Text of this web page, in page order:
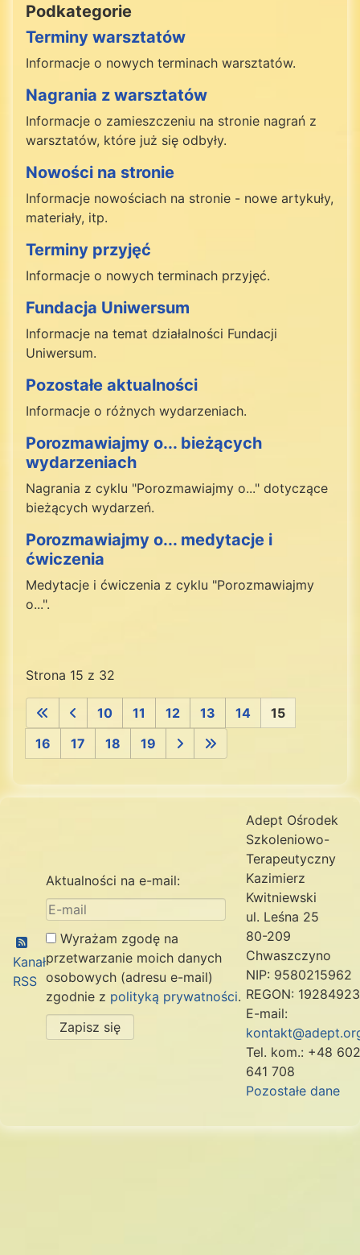
Podkategorie
Terminy warsztatów
Informacje o nowych terminach warsztatów.
Nagrania z warsztatów
Informacje o zamieszczeniu na stronie nagrań z
warsztatów, które już się odbyły.
Nowości na stronie
Informacje nowościach na stronie - nowe artykuły,
materiały, itp.
Terminy przyjęć
Informacje o nowych terminach przyjęć.
Fundacja Uniwersum
Informacje na temat działalności Fundacji
Uniwersum.
Pozostałe aktualności
Informacje o różnych wydarzeniach.
Porozmawiajmy o... bieżących
wydarzeniach
Nagrania z cyklu "Porozmawiajmy o..." dotyczące
bieżących wydarzeń.
Porozmawiajmy o... medytacje i
ćwiczenia
Medytacje i ćwiczenia z cyklu "Porozmawiajmy
o...".
Strona 15 z 32
10 11 12 13 14
15
16
17 18 19
Kanał
RSS
Aktualności na e-mail:
Wyrażam zgodę na
przetwarzanie moich danych
osobowych (adresu e-mail)
zgodnie z polityką prywatności.
Zapisz się
Adept Ośrodek
Szkoleniowo-
Terapeutyczny
Kazimierz
Kwitniewski
ul. Leśna 25
80-209
Chwaszczyno
NIP: 9580215962
REGON:
E-mail:
Tel. kom.: +48 602
641 708
Pozostałe dane